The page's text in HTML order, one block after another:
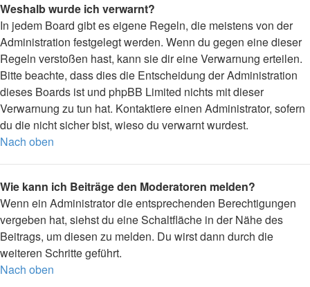
Weshalb wurde ich verwarnt?
In jedem Board gibt es eigene Regeln, die meistens von der
Administration festgelegt werden. Wenn du gegen eine dieser
Regeln verstoßen hast, kann sie dir eine Verwarnung erteilen.
Bitte beachte, dass dies die Entscheidung der Administration
dieses Boards ist und phpBB Limited nichts mit dieser
Verwarnung zu tun hat. Kontaktiere einen Administrator, sofern
du die nicht sicher bist, wieso du verwarnt wurdest.
Nach oben
Wie kann ich Beiträge den Moderatoren melden?
Wenn ein Administrator die entsprechenden Berechtigungen
vergeben hat, siehst du eine Schaltfläche in der Nähe des
Beitrags, um diesen zu melden. Du wirst dann durch die
weiteren Schritte geführt.
Nach oben